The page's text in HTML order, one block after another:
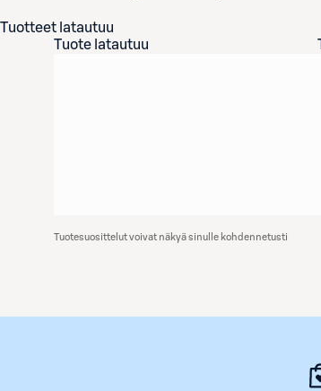
Tuotteet latautuu
Tuote latautuu
Tuotesuosittelut voivat näkyä sinulle kohdennetusti